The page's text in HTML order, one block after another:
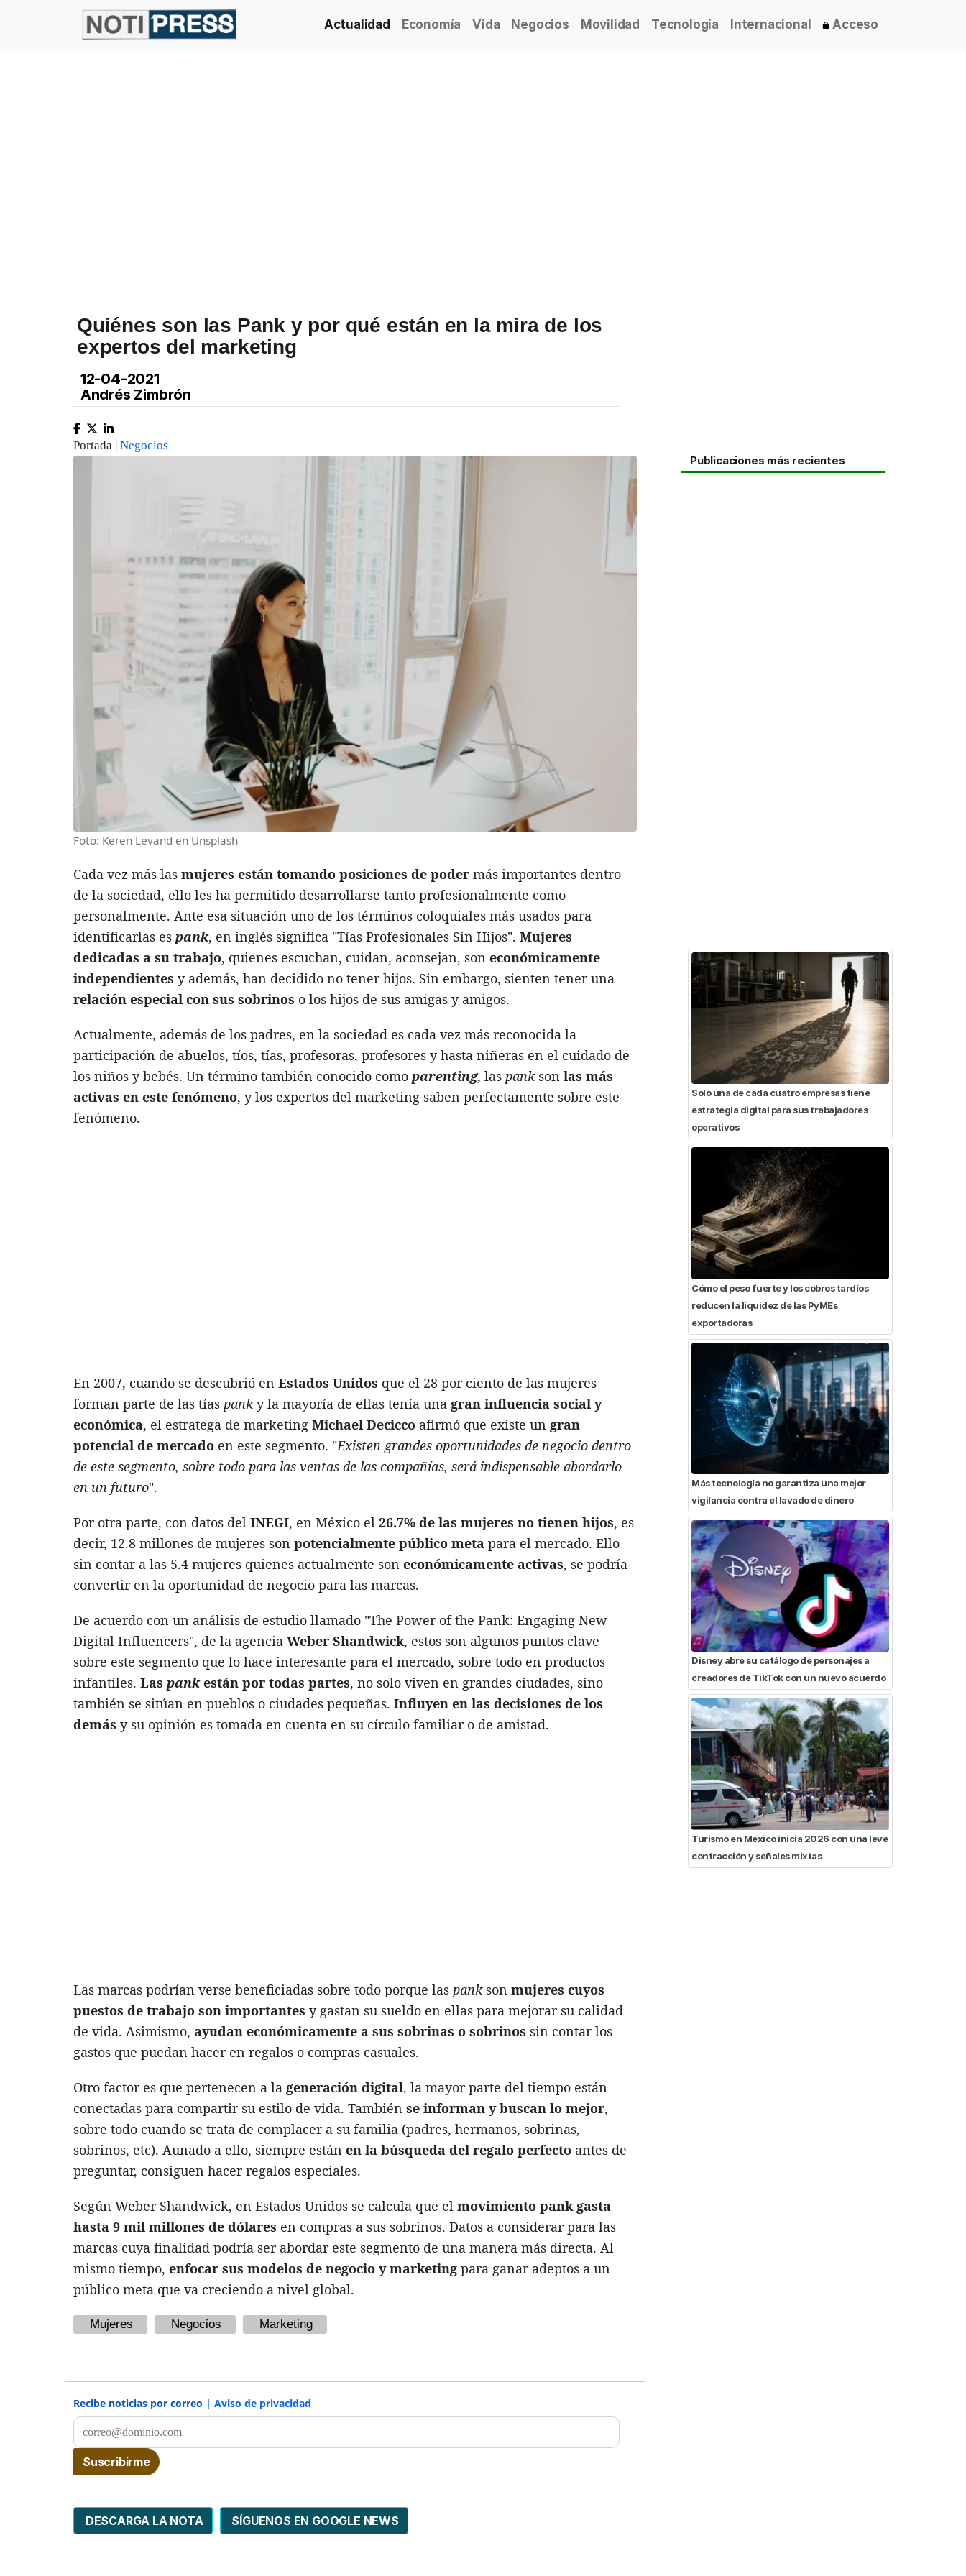
Actualidad Economía Vida Negocios Movilidad Tecnología Internacional Acceso
Quiénes son las Pank y por qué están en la mira de los
expertos del marketing
12-04-2021
Andrés Zimbrón
Portada | Negocios
Foto: Keren Levand en Unsplash
Cada vez más las mujeres están tomando posiciones de poder más importantes dentro
de la sociedad, ello les ha permitido desarrollarse tanto profesionalmente como
personalmente. Ante esa situación uno de los términos coloquiales más usados para
identificarlas es pank, en inglés significa "Tías Profesionales Sin Hijos". Mujeres
dedicadas a su trabajo, quienes escuchan, cuidan, aconsejan, son económicamente
independientes y además, han decidido no tener hijos. Sin embargo, sienten tener una
relación especial con sus sobrinos o los hijos de sus amigas y amigos.
Actualmente, además de los padres, en la sociedad es cada vez más reconocida la
participación de abuelos, tíos, tías, profesoras, profesores y hasta niñeras en el cuidado de
los niños y bebés. Un término también conocido como parenting, las pankson las más
activas en este fenómeno, y los expertos del marketing saben perfectamente sobre este
fenómeno.
En 2007, cuando se descubrió en Estados Unidos que el 28 por ciento de las mujeres
forman parte de las tías panky la mayoría de ellas tenía una gran influencia social y
económica, el estratega de marketing Michael Decicco afirmó que existe un gran
potencial de mercado en este segmento. "Existen grandes oportunidades de negocio dentro
de este segmento, sobre todo para las ventas de las compañías, será indispensable abordarlo
en un futuro".
Por otra parte, con datos del INEGI, en México el 26.7% de las mujeres no tienen hijos, es
decir, 12.8 millones de mujeres son potencialmente público meta para el mercado. Ello
sin contar a las 5.4 mujeres quienes actualmente son económicamente activas, se podría
convertir en la oportunidad de negocio para las marcas.
De acuerdo con un análisis de estudio llamado "The Power of the Pank: Engaging New
Digital Influencers", de la agencia Weber Shandwick, estos son algunos puntos clave
sobre este segmento que lo hace interesante para el mercado, sobre todo en productos
infantiles. Las pankestán por todas partes, no solo viven en grandes ciudades, sino
también se sitúan en pueblos o ciudades pequeñas. Influyen en las decisiones de los
demás y su opinión es tomada en cuenta en su círculo familiar o de amistad.
Las marcas podrían verse beneficiadas sobre todo porque las pankson mujeres cuyos
puestos de trabajo son importantes y gastan su sueldo en ellas para mejorar su calidad
de vida. Asimismo, ayudan económicamente a sus sobrinas o sobrinos sin contar los
gastos que puedan hacer en regalos o compras casuales.
Otro factor es que pertenecen a la generación digital, la mayor parte del tiempo están
conectadas para compartir su estilo de vida. También se informan y buscan lo mejor,
sobre todo cuando se trata de complacer a su familia (padres, hermanos, sobrinas,
sobrinos, etc). Aunado a ello, siempre están en la búsqueda del regalo perfecto antes de
preguntar, consiguen hacer regalos especiales.
Según Weber Shandwick, en Estados Unidos se calcula que el movimiento pank gasta
hasta 9 mil millones de dólares en compras a sus sobrinos. Datos a considerar para las
marcas cuya finalidad podría ser abordar este segmento de una manera más directa. Al
mismo tiempo, enfocar sus modelos de negocio y marketing para ganar adeptos a un
público meta que va creciendo a nivel global.
Mujeres Negocios Marketing
Recibe noticias por correo | Aviso de privacidad
DESCARGA LA NOTA SÍGUENOS EN GOOGLE NEWS
Publicaciones más recientes
Solo una de cada cuatro empresas tiene
estrategia digital para sus trabajadores
operativos
Cómo el peso fuerte y los cobros tardíos
reducen la liquidez de las PyMEs
exportadoras
Más tecnología no garantiza una mejor
vigilancia contra el lavado de dinero
Disney abre su catálogo de personajes a
creadores de TikTok con un nuevo acuerdo
Turismo en México inicia 2026 con una leve
contracción y señales mixtas